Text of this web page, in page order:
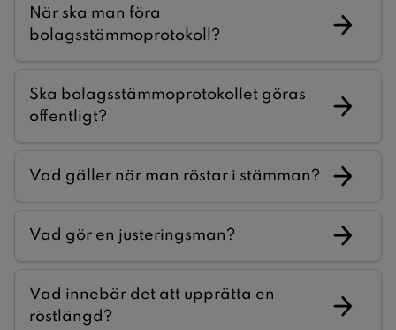
När ska man föra
bolagsstämmoprotokoll?
Ska bolagsstämmoprotokollet göras
offentligt?
Vad gäller när man röstar i stämman?
Vad gör en justeringsman?
Vad innebär det att upprätta en
röstlängd?